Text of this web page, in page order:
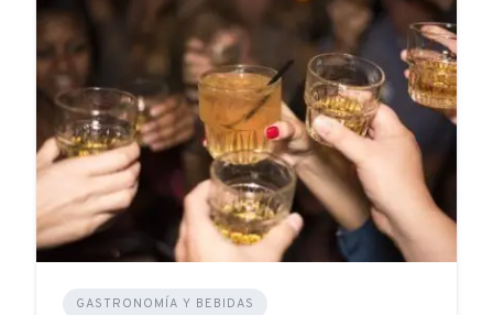
GASTRONOMÍA Y BEBIDAS